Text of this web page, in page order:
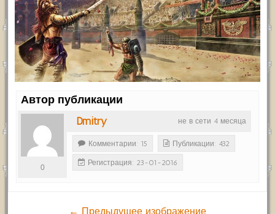
Автор публикации
не в сети 4 месяца
Dmitry
0
Комментарии: 15 Публикации: 432
Регистрация: 23-01-2016
← Предыдущее изображение